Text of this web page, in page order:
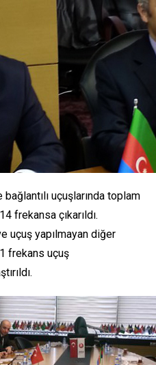
uçuşlarında toplam
frekansa çıkarıldı.
uçuş yapılmayan diğer
frekans uçuş